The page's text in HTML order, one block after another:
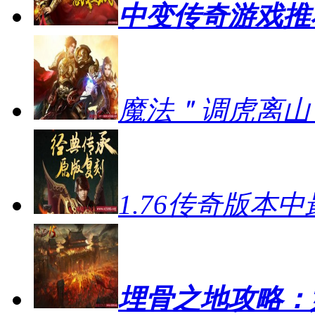
中变传奇游戏
魔法＂调虎离
1.76传奇版本
埋骨之地攻略